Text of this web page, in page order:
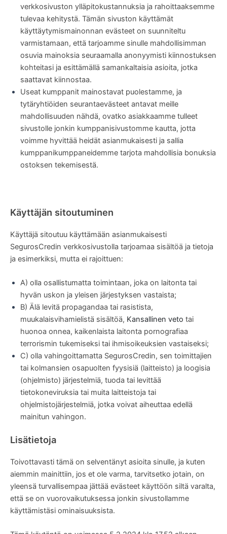
verkkosivuston ylläpitokustannuksia ja rahoittaaksemme
tulevaa kehitystä. Tämän sivuston käyttämät
käyttäytymismainonnan evästeet on suunniteltu
varmistamaan, että tarjoamme sinulle mahdollisimman
osuvia mainoksia seuraamalla anonyymisti kiinnostuksen
kohteitasi ja esittämällä samankaltaisia ​​asioita, jotka
saattavat kiinnostaa.
Useat kumppanit mainostavat puolestamme, ja
tytäryhtiöiden seurantaevästeet antavat meille
mahdollisuuden nähdä, ovatko asiakkaamme tulleet
sivustolle jonkin kumppanisivustomme kautta, jotta
voimme hyvittää heidät asianmukaisesti ja sallia
kumppanikumppaneidemme tarjota mahdollisia bonuksia
ostoksen tekemisestä.
Käyttäjän sitoutuminen
Käyttäjä sitoutuu käyttämään asianmukaisesti
SegurosCredin verkkosivustolla tarjoamaa sisältöä ja tietoja
ja esimerkiksi, mutta ei rajoittuen:
A) olla osallistumatta toimintaan, joka on laitonta tai
hyvän uskon ja yleisen järjestyksen vastaista;
B) Älä levitä propagandaa tai rasistista,
muukalaisvihamielistä sisältöä, Kansallinen veto tai
huonoa onnea, kaikenlaista laitonta pornografiaa
terrorismin tukemiseksi tai ihmisoikeuksien vastaiseksi;
C) olla vahingoittamatta SegurosCredin, sen toimittajien
tai kolmansien osapuolten fyysisiä (laitteisto) ja loogisia
(ohjelmisto) järjestelmiä, tuoda tai levittää
tietokoneviruksia tai muita laitteistoja tai
ohjelmistojärjestelmiä, jotka voivat aiheuttaa edellä
mainitun vahingon.
Lisätietoja
Toivottavasti tämä on selventänyt asioita sinulle, ja kuten
aiemmin mainittiin, jos et ole varma, tarvitsetko jotain, on
yleensä turvallisempaa jättää evästeet käyttöön siltä varalta,
että se on vuorovaikutuksessa jonkin sivustollamme
käyttämistäsi ominaisuuksista.